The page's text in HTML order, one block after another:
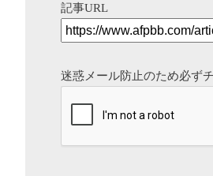
記事URL
迷惑メール防止のため必ず